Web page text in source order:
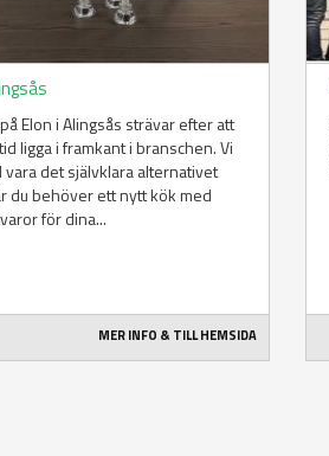
Elon i Alingsås strävar efter att
ligga i framkant i branschen. Vi
vara det självklara alternativet
du behöver ett nytt kök med
för dina...
MER INFO & TILL HEMSIDA